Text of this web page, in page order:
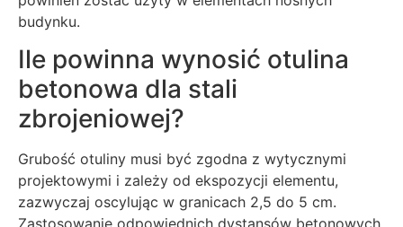
budynku.
Ile powinna wynosić otulina
betonowa dla stali
zbrojeniowej?
Grubość otuliny musi być zgodna z wytycznymi
projektowymi i zależy od ekspozycji elementu,
zazwyczaj oscylując w granicach 2,5 do 5 cm.